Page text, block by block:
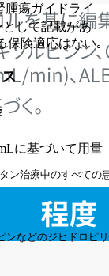
腫瘍ガイドライ
として記載があ
保険適応はない｡
ン治療中のすべて
ンなどのジヒドロ
に基づいて用量